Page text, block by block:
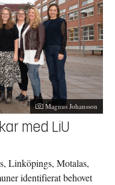
Fotograf:
Magnus Johansson
med LiU
Linköpings, Motalas,
identifierat behovet